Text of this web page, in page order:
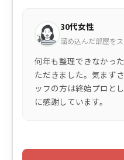
30代女性
溜め込んだ部屋を
何年も整理できなかっ
ただきました。気まず
ッフの方は終始プロと
に感謝しています。